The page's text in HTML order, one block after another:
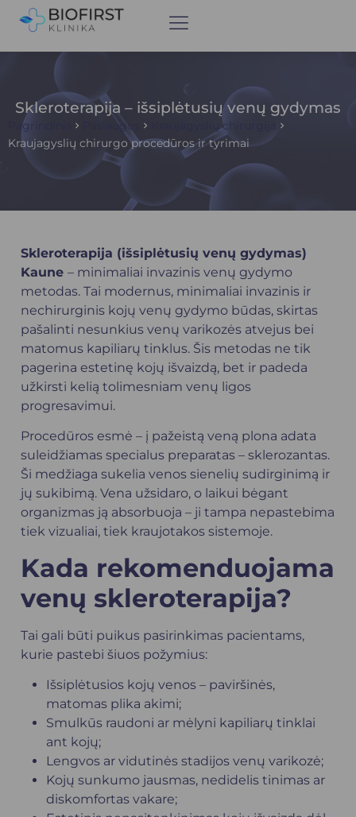
Skleroterapija – išsiplėtusių venų gydymas
Pagrindinis Paslaugos
Kraujagyslių chirurgija
Kraujagyslių chirurgo procedūros ir tyrimai
Skleroterapija (išsiplėtusių venų gydymas)
Kaune – minimaliai invazinis venų gydymo
metodas. Tai modernus, minimaliai invazinis ir
nechirurginis kojų venų gydymo būdas, skirtas
pašalinti nesunkius venų varikozės atvejus bei
matomus kapiliarų tinklus. Šis metodas ne tik
pagerina estetinę kojų išvaizdą, bet ir padeda
užkirsti kelią tolimesniam venų ligos
progresavimui.
Procedūros esmė – į pažeistą veną plona adata
suleidžiamas specialus preparatas – sklerozantas.
Ši medžiaga sukelia venos sienelių sudirginimą ir
jų sukibimą. Vena užsidaro, o laikui bėgant
organizmas ją absorbuoja – ji tampa nepastebima
tiek vizualiai, tiek kraujotakos sistemoje.
Kada rekomenduojama
venų skleroterapija?
Tai gali būti puikus pasirinkimas pacientams,
kurie pastebi šiuos požymius:
Išsiplėtusios kojų venos – paviršinės,
matomas plika akimi;
Smulkūs raudoni ar mėlyni kapiliarų tinklai
ant kojų;
Lengvos ar vidutinės stadijos venų varikozė;
Kojų sunkumo jausmas, nedidelis tinimas ar
diskomfortas vakare;